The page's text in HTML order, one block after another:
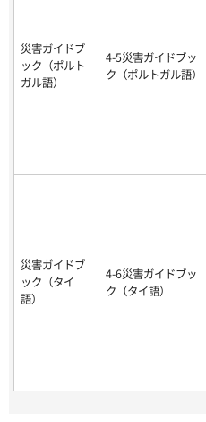
災害ガイドブ
ック（ポルト
ガル語）
4-5災害ガイドブッ
ク（ポルトガル語）
災害ガイドブ
ック（タイ
語）
4-6災害ガイドブッ
ク（タイ語）